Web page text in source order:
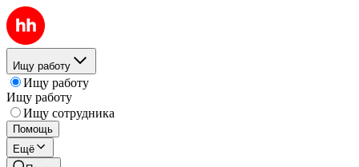
Ищу работу
Ищу работу
Ищу работу
Ищу сотрудника
Помощь
Ещё